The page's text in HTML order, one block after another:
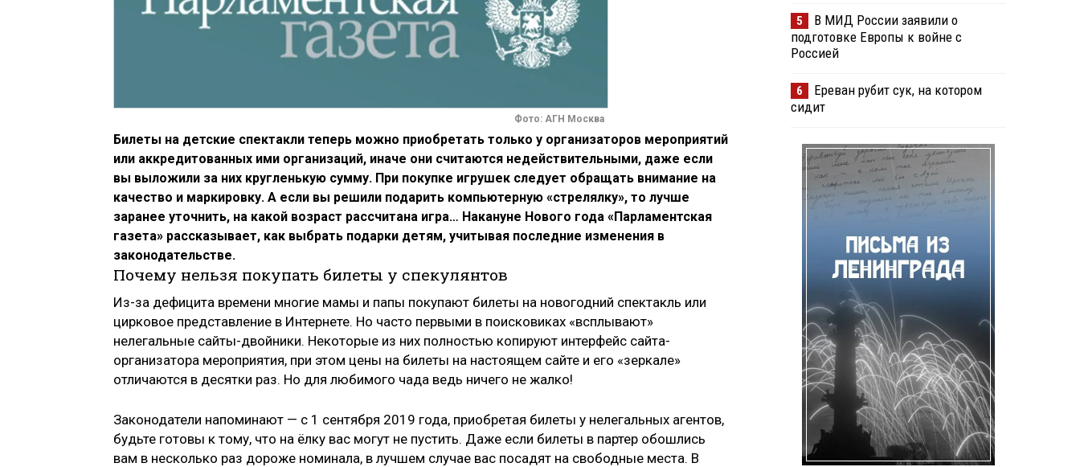
Фото: АГН Москва
Билеты на детские спектакли теперь можно приобретать только у организаторов мероприятий
или аккредитованных ими организаций, иначе они считаются недействительными, даже если
вы выложили за них кругленькую сумму. При покупке игрушек следует обращать внимание на
качество и маркировку. А если вы решили подарить компьютерную «стрелялку», то лучше
заранее уточнить, на какой возраст рассчитана игра… Накануне Нового года «Парламентская
газета» рассказывает, как выбрать подарки детям, учитывая последние изменения в
законодательстве.
Почему нельзя покупать билеты у спекулянтов
Из-за дефицита времени многие мамы и папы покупают билеты на новогодний спектакль или
цирковое представление в Интернете. Но часто первыми в поисковиках «всплывают»
нелегальные сайты-двойники. Некоторые из них полностью копируют интерфейс сайта-
организатора мероприятия, при этом цены на билеты на настоящем сайте и его «зеркале»
отличаются в десятки раз. Но для любимого чада ведь ничего не жалко!
Законодатели напоминают — с 1 сентября 2019 года, приобретая билеты у нелегальных агентов,
будьте готовы к тому, что на ёлку вас могут не пустить. Даже если билеты в партер обошлись
вам в несколько раз дороже номинала, в лучшем случае вас посадят на свободные места. В
5
В МИД России заявили о
подготовке Европы к войне с
Россией
6
Ереван рубит сук, на котором
сидит